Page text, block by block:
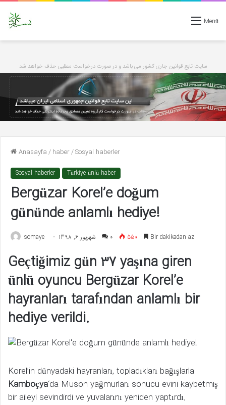
Menü
سایت تابع قوانین جاری کشور می باشد و در صورت درخواست مطلبی حذف خواهد شد
Anasayfa/haber/Sosyal haberler
Sosyal haberler Türkiye ünlü haber
Bergüzar Korel’e doğum
gününde anlamlı hediye!
somaye شهریور 6, 1398 ۰ 550 Bir dakikadan az
Geçtiğimiz gün 37 yaşına giren
ünlü oyuncu Bergüzar Korel’e
hayranları tarafından anlamlı bir
hediye verildi.
Korel’in dünyadaki hayranları, topladıkları bağışlarla
Kamboçya‘da Muson yağmurları sonucu evini kaybetmiş
bir aileyi sevindirdi ve yuvalarını yeniden yaptırdı.